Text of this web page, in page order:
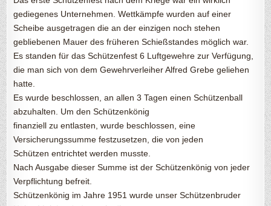
gediegenes Unternehmen. Wettkämpfe wurden auf einer
Scheibe ausgetragen die an der einzigen noch stehen
gebliebenen Mauer des früheren Schießstandes möglich war.
Es standen für das Schützenfest 6 Luftgewehre zur Verfügung,
die man sich von dem Gewehrverleiher Alfred Grebe geliehen
hatte.
Es wurde beschlossen, an allen 3 Tagen einen Schützenball
abzuhalten. Um den Schützenkönig
finanziell zu entlasten, wurde beschlossen, eine
Versicherungssumme festzusetzen, die von jeden
Schützen entrichtet werden musste.
Nach Ausgabe dieser Summe ist der Schützenkönig von jeder
Verpflichtung befreit.
Schützenkönig im Jahre 1951 wurde unser Schützenbruder